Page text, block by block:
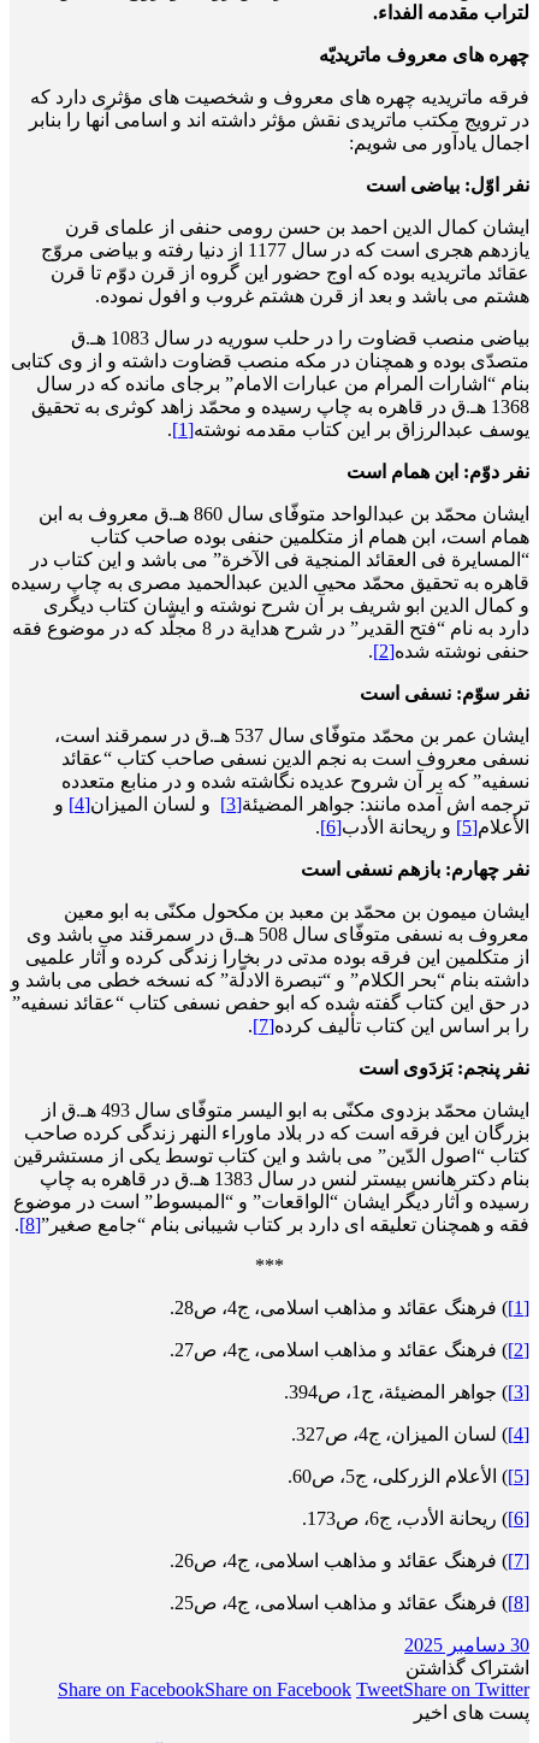
لتراب مقدمه الفداء.
چهره های معروف ماتریدیّه
فرقه ماتریدیه چهره های معروف و شخصیت های مؤثری دارد که
در ترویج مکتب ماتریدی نقش مؤثر داشته اند و اسامی آنها را بنابر
اجمال یادآور می شویم:
نفر اوّل: بیاضی است
ایشان کمال الدین احمد بن حسن رومی حنفی از علمای قرن
یازدهم هجری است که در سال 1177 از دنیا رفته و بیاضی مروّج
عقائد ماتریدیه بوده که اوج حضور این گروه از قرن دوّم تا قرن
هشتم می باشد و بعد از قرن هشتم غروب و افول نموده.
بیاضی منصب قضاوت را در حلب سوریه در سال 1083 هـ.ق
متصدّی بوده و همچنان در مکه منصب قضاوت داشته و از وی کتابی
بنام “اشارات المرام من عبارات الامام” برجای مانده که در سال
1368 هـ.ق در قاهره به چاپ رسیده و محمّد زاهد کوثری به تحقیق
یوسف عبدالرزاق بر این کتاب مقدمه نوشته[1]
.
نفر دوّم: ابن همام است
ایشان محمّد بن عبدالواحد متوفّای سال 860 هـ.ق معروف به ابن
همام است، ابن همام از متکلمین حنفی بوده صاحب کتاب
“المسایرة فی العقائد المنجیة فی الآخرة” می باشد و این کتاب در
قاهره به تحقیق محمّد محیی الدین عبدالحمید مصری به چاپ رسیده
و کمال الدین ابو شریف بر آن شرح نوشته و ایشان کتاب دیگری
دارد به نام “فتح القدیر” در شرح هدایة در 8 مجلّد که در موضوع فقه
حنفی نوشته شده[2]
.
نفر سوّم: نسفی است
ایشان عمر بن محمّد متوفّای سال 537 هـ.ق در سمرقند است،
نسفی معروف است به نجم الدین نسفی صاحب کتاب “عقائد
نسفیه” که بر آن شروح عدیده نگاشته شده و در منابع متعدده
ترجمه اش آمده مانند: جواهر المضیئة[3] و لسان المیزان[4]
و
الأعلام[5] و ریحانة الأدب[6]
.
نفر چهارم: بازهم نسفی است
ایشان میمون بن محمّد بن معبد بن مکحول مکنّی به ابو معین
معروف به نسفی متوفّای سال 508 هـ.ق در سمرقند می باشد وی
از متکلمین این فرقه بوده مدتی در بخارا زندگی کرده و آثار علمیی
داشته بنام “بحر الکلام” و “تبصرة الادلّة” که نسخه خطی می باشد و
در حق این کتاب گفته شده که ابو حفص نسفی کتاب “عقائد نسفیه”
را بر اساس این کتاب تألیف کرده[7]
.
نفر پنجم: بَزدَوی است
ایشان محمّد بزدوی مکنّی به ابو الیسر متوفّای سال 493 هـ.ق از
بزرگان این فرقه است که در بلاد ماوراء النهر زندگی کرده صاحب
کتاب “اصول الدّین” می باشد و این کتاب توسط یکی از مستشرقین
بنام دکتر هانس بیستر لنس در سال 1383 هـ.ق در قاهره به چاپ
رسیده و آثار دیگر ایشان “الواقعات” و “المبسوط” است در موضوع
فقه و همچنان تعلیقه ای دارد بر کتاب شیبانی بنام “جامع صغیر”[8]
.
***
[1] ) فرهنگ عقائد و مذاهب اسلامی، ج4، ص28.
[2] ) فرهنگ عقائد و مذاهب اسلامی، ج4، ص27.
[3] ) جواهر المضیئة، ج1، ص394.
[4] ) لسان المیزان، ج4، ص327.
[5] ) الأعلام الزرکلی، ج5، ص60.
[6] ) ریحانة الأدب، ج6، ص173.
[7] ) فرهنگ عقائد و مذاهب اسلامی، ج4، ص26.
[8] ) فرهنگ عقائد و مذاهب اسلامی، ج4، ص25.
30 دسامبر 2025
اشتراک گذاشتن
Share on FacebookShare on Facebook TweetShare on Twitter
پست های اخیر